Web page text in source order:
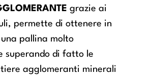
grazie ai
permette di ottenere in
una pallina molto
superando di fatto le
agglomeranti minerali